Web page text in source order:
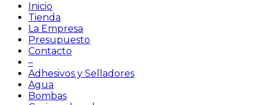
Inicio
Tienda
La Empresa
Presupuesto
Contacto
–
Adhesivos y Selladores
Agua
Bombas